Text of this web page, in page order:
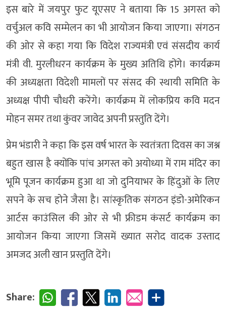
इस बारे में जयपुर फुट यूएसए ने बताया कि 15 अगस्त को
वर्चुअल कवि सम्मेलन का भी आयोजन किया जाएगा। संगठन
की ओर से कहा गया कि विदेश राज्यमंत्री एवं संसदीय कार्य
मंत्री वी. मुरलीधरन कार्यक्रम के मुख्य अतिथि होंगे। कार्यक्रम
की अध्यक्षता विदेशी मामलों पर संसद की स्थायी समिति के
अध्यक्ष पीपी चौधरी करेंगे। कार्यक्रम में लोकप्रिय कवि मदन
मोहन समर तथा कुंवर जावेद अपनी प्रस्तुति देंगे।
प्रेम भंडारी ने कहा कि इस वर्ष भारत के स्वतंत्रता दिवस का जश्न
बहुत खास है क्योंकि पांच अगस्त को अयोध्या में राम मंदिर का
भूमि पूजन कार्यक्रम हुआ था जो दुनियाभर के हिंदुओं के लिए
सपने के सच होने जैसा है। सांस्कृतिक संगठन इंडो-अमेरिकन
आर्टस काउंसिल की ओर से भी फ्रीडम कंसर्ट कार्यक्रम का
आयोजन किया जाएगा जिसमें ख्यात सरोद वादक उस्ताद
अमजद अली खान प्रस्तुति देंगे।
Share: